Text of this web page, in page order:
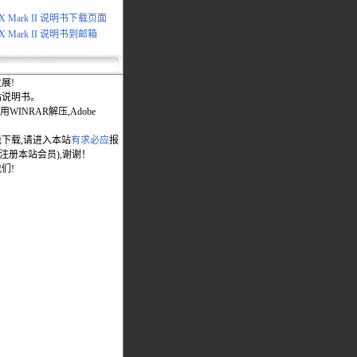
Mark II 说明书下载页面
Mark II 说明书到邮箱
!
明书。
WINRAR解压,Adobe
载,请进入本站有求必应报
册本站会员),谢谢！
!